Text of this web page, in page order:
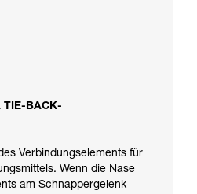
TIE-BACK-
Verbindungselements für
Wenn die Nase
am Schnappergelenk